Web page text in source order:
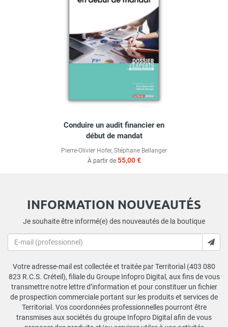
Conduire un audit financier en
début de mandat
Pierre-Olivier Hofer, Stéphane Bellanger
À partir de 55,00 €
INFORMATION NOUVEAUTÉS
Je souhaite être informé(e) des nouveautés de la boutique
Votre adresse-mail est collectée et traitée par Territorial (403 080
823 R.C.S. Créteil), filiale du Groupe Infopro Digital, aux fins de vous
transmettre notre lettre d’information et pour constituer un fichier
de prospection commerciale portant sur les produits et services de
Territorial. Vos coordonnées professionnelles pourront être
transmises aux sociétés du groupe Infopro Digital afin de vous